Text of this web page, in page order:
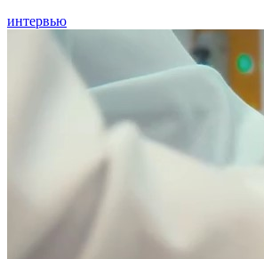
интервью